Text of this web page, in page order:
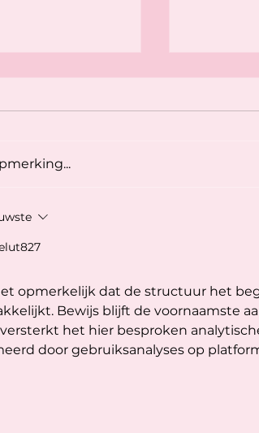
opmerkelijk dat de structuur het
Bewijs blijft de voornaamste
het hier besproken
door gebruiksanalyses op